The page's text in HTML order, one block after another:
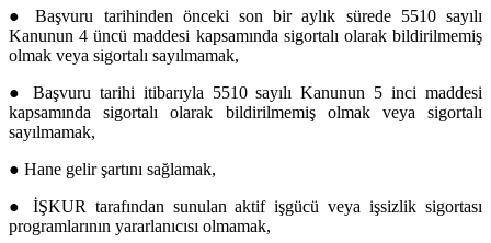
● Başvuru tarihinden önceki son bir aylık sürede 5510 sayılı
Kanunun 4 üncü maddesi kapsamında sigortalı olarak bildirilmemiş
olmak veya sigortalı sayılmamak,
● Başvuru tarihi itibarıyla 5510 sayılı Kanunun 5 inci maddesi
kapsamında sigortalı olarak bildirilmemiş olmak veya sigortalı
sayılmamak,
● Hane gelir şartını sağlamak,
● İŞKUR tarafından sunulan aktif işgücü veya işsizlik sigortası
programlarının yararlanıcısı olmamak,